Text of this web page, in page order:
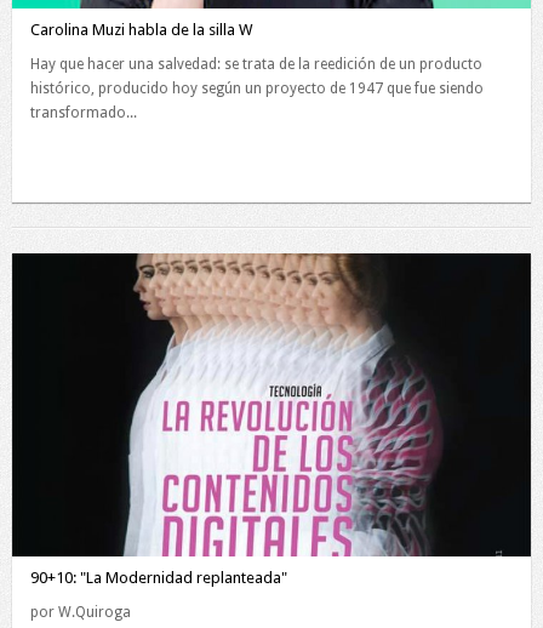
Carolina Muzi habla de la silla W
Hay que hacer una salvedad: se trata de la reedición de un producto
histórico, producido hoy según un proyecto de 1947 que fue siendo
transformado...
90+10: "La Modernidad replanteada"
por W.Quiroga